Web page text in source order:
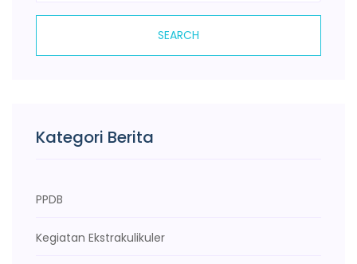
SEARCH
Kategori Berita
PPDB
Kegiatan Ekstrakulikuler